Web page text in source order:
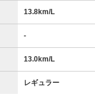
13.8km/L
-
13.0km/L
レギュラー